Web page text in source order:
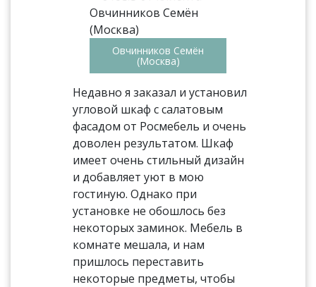
Овчинников Семён
(Москва)
Недавно я заказал и установил
угловой шкаф с салатовым
фасадом от Росмебель и очень
доволен результатом. Шкаф
имеет очень стильный дизайн
и добавляет уют в мою
гостиную. Однако при
установке не обошлось без
некоторых заминок. Мебель в
комнате мешала, и нам
пришлось переставить
некоторые предметы, чтобы